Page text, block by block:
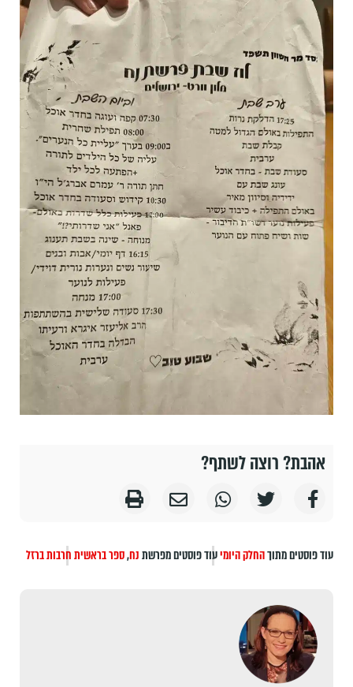
אהבת? רוצה לשתף?
עוד פוסטים מתוךהחלק היומיעוד פוסטים מפרשתנח,ספר בראשיתחרבות ברזל